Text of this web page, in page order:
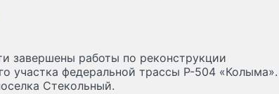
завершены работы по реконструкции
участка федеральной трассы Р-504
Стекольный.